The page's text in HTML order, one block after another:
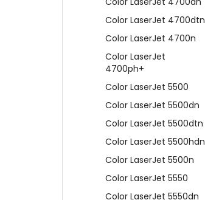
Color LaserJet 4700dtn
Color LaserJet 4700n
Color LaserJet
4700ph+
Color LaserJet 5500
Color LaserJet 5500dn
Color LaserJet 5500dtn
Color LaserJet 5500hdn
Color LaserJet 5500n
Color LaserJet 5550
Color LaserJet 5550dn